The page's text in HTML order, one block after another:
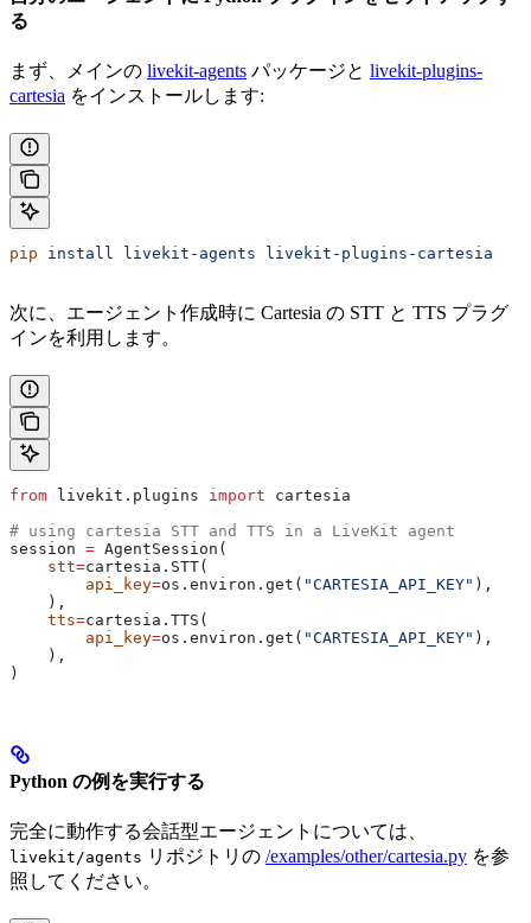
る
まず、メインの livekit-agents パッケージと livekit-plugins-
cartesia をインストールします:
pip install livekit-agents livekit-plugins-cartesia
次に、エージェント作成時に Cartesia の STT と TTS プラグ
インを利用します。
from livekit.plugins import cartesia
# using cartesia STT and TTS in a LiveKit agent
session = AgentSession(
    stt
=cartesia.STT(
        api_key
=os.environ.get( "CARTESIA_API_KEY" ),
    ),
    tts
=cartesia.TTS(
        api_key
=os.environ.get( "CARTESIA_API_KEY" ),
    ),
)
Python の例を実行する
完全に動作する会話型エージェントについては、
livekit/agents リポジトリの /examples/other/cartesia.py を参
照してください。